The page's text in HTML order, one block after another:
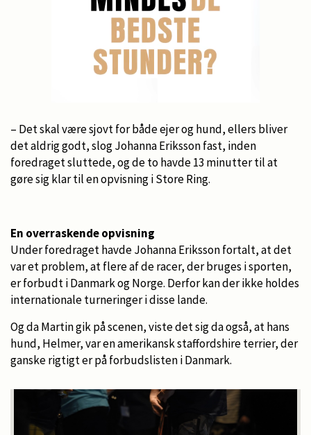
– Det skal være sjovt for både ejer og hund, ellers bliver
det aldrig godt, slog Johanna Eriksson fast, inden
foredraget sluttede, og de to havde 13 minutter til at
gøre sig klar til en opvisning i Store Ring.
En overraskende opvisning
Under foredraget havde Johanna Eriksson fortalt, at det
var et problem, at flere af de racer, der bruges i sporten,
er forbudt i Danmark og Norge. Derfor kan der ikke holdes
internationale turneringer i disse lande.
Og da Martin gik på scenen, viste det sig da også, at hans
hund, Helmer, var en amerikansk staffordshire terrier, der
ganske rigtigt er på forbudslisten i Danmark.